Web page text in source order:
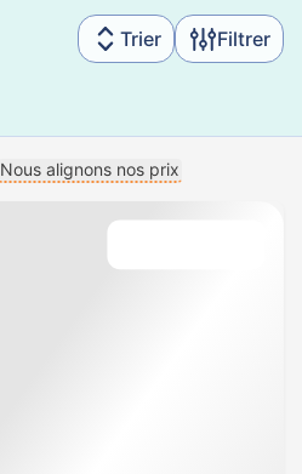
Trier Filtrer
Nous alignons nos prix